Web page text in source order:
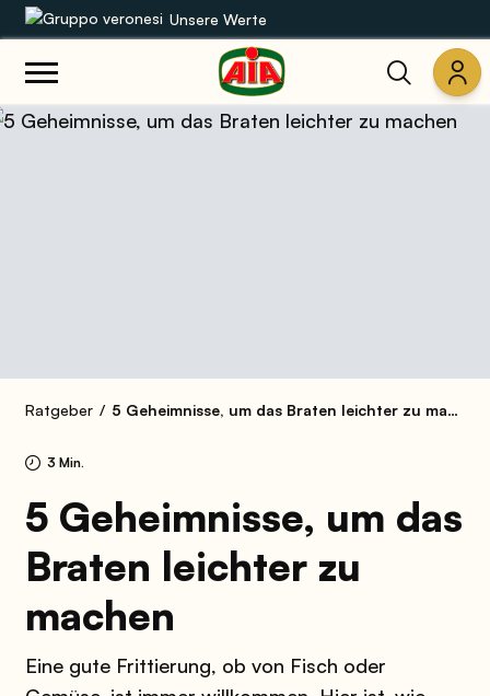
Unsere Werte
Unsere Sortimente
Ratgeber 5 Geheimnisse, um das Braten leichter zu machen
3 Min.
5 Geheimnisse, um das
Braten leichter zu
machen
Eine gute Frittierung, ob von Fisch oder